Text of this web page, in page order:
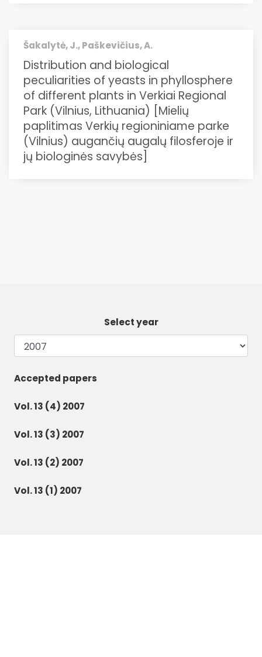
Šakalytė, J., Paškevičius, A.
Distribution and biological
peculiarities of yeasts in phyllosphere
of different plants in Verkiai Regional
Park (Vilnius, Lithuania) [Mielių
paplitimas Verkių regioniniame parke
(Vilnius) augančių augalų filosferoje ir
jų biologinės savybės]
Select year
Accepted papers
Vol. 13 (4) 2007
Vol. 13 (3) 2007
Vol. 13 (2) 2007
Vol. 13 (1) 2007